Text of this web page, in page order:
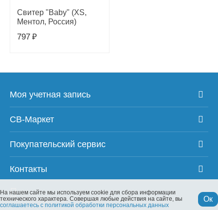
Свитер "Baby" (XS,
Ментол, Россия)
797 ₽
Моя учетная запись
СВ-Маркет
Покупательский сервис
Контакты
На нашем сайте мы используем cookie для сбора информации
технического характера. Совершая любые действия на сайте, вы
соглашаетесь с политикой обработки персональных данных
Ок